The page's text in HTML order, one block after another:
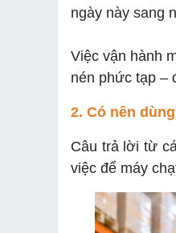
ngày này sang
Việc vận hành
nén phức tạp –
2. Có nên
Câu trả lời từ
việc để máy